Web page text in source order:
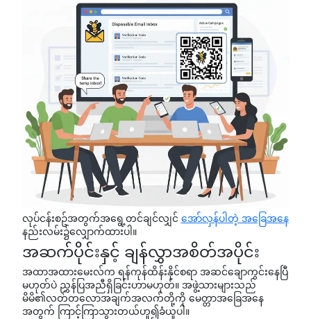
လုပ်ငန်းစဥ်အတွက်အရွေ့တင်ချင်လျှင် အော်လှန်ပါတဲ့ အခြေအနေ
နည်းလမ်း၌လျှောက်ထားပါ။
အဆက်ပိုင်းနှင့် ချန်လွှာအစိတ်အပိုင်း
အထာအထားမေးလ်က ရန်ကုန်ထိန်းနိုင်စရာ အဆင်ချောကွင်းနေပြီ
မဟုတ်ပဲ ညွှန်ပြအညီရှိခြင်းဟာမဟုတ်။ အဖွဲ့သားများသည်
မိမိ၏လတ်တလောအချက်အလက်တို့ကို မေတ္တာအခြေအနေ
အတွက် ကြာင့်ကြာသွားတယ်ဟူ၍ခံယူပါ။